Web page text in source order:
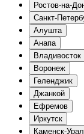
Ростов-на-
Санкт-
Алушта
Анапа
Владивосток
Воронеж
Геленджик
Джанкой
Ефремов
Иркутск
Каменск-